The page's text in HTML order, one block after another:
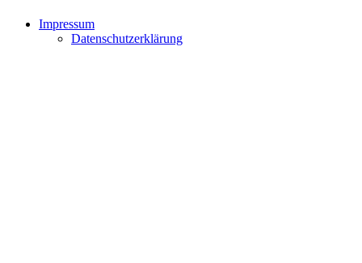
Impressum
Datenschutzerklärung